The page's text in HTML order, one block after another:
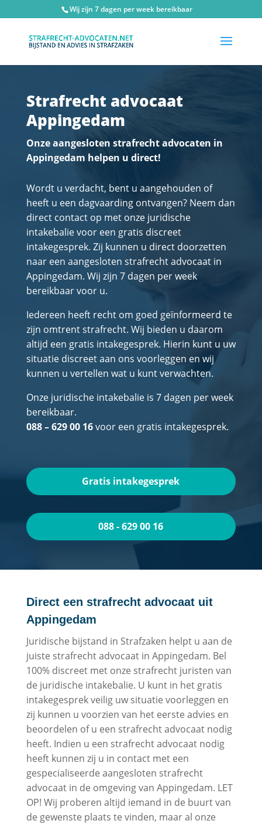
Wij zijn 7 dagen per week bereikbaar
Strafrecht advocaat
Appingedam
Onze aangesloten strafrecht advocaten in
Appingedam helpen u direct!
Wordt u verdacht, bent u aangehouden of
heeft u een dagvaarding ontvangen? Neem dan
direct contact op met onze juridische
intakebalie voor een gratis discreet
intakegesprek. Zij kunnen u direct doorzetten
naar een aangesloten strafrecht advocaat in
Appingedam. Wij zijn 7 dagen per week
bereikbaar voor u.
Iedereen heeft recht om goed geïnformeerd te
zijn omtrent strafrecht. Wij bieden u daarom
altijd een gratis intakegesprek. Hierin kunt u uw
situatie discreet aan ons voorleggen en wij
kunnen u vertellen wat u kunt verwachten.
Onze juridische intakebalie is 7 dagen per week
bereikbaar.
088 – 629 00 16voor een gratis intakegesprek.
Gratis intakegesprek
088 - 629 00 16
Direct een strafrecht advocaat uit
Appingedam
Juridische bijstand in Strafzaken helpt u aan de
juiste strafrecht advocaat in Appingedam. Bel
100% discreet met onze strafrecht juristen van
de juridische intakebalie. U kunt in het gratis
intakegesprek veilig uw situatie voorleggen en
zij kunnen u voorzien van het eerste advies en
beoordelen of u een strafrecht advocaat nodig
heeft. Indien u een strafrecht advocaat nodig
heeft kunnen zij u in contact met een
gespecialiseerde aangesloten strafrecht
advocaat in de omgeving van Appingedam. LET
OP! Wij proberen altijd iemand in de buurt van
de gewenste plaats te vinden, maar al onze